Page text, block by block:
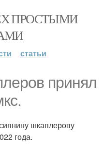
ПРОСТЫМИ
статьи
принял
шкаплерову
года.